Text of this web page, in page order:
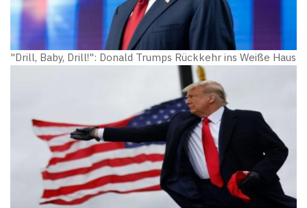
"Drill, Baby, Drill!": Donald Trumps Rückkehr ins Weiße Haus